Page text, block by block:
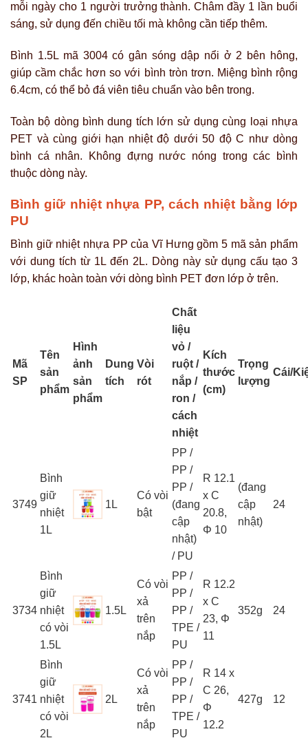
mỗi ngày cho 1 người trưởng thành. Châm đầy 1 lần buổi
sáng, sử dụng đến chiều tối mà không cần tiếp thêm.
Bình 1.5L mã 3004 có gân sóng dập nổi ở 2 bên hông,
giúp cầm chắc hơn so với bình tròn trơn. Miệng bình rộng
6.4cm, có thể bỏ đá viên tiêu chuẩn vào bên trong.
Toàn bộ dòng bình dung tích lớn sử dụng cùng loại nhựa
PET và cùng giới hạn nhiệt độ dưới 50 độ C như dòng
bình cá nhân. Không đựng nước nóng trong các bình
thuộc dòng này.
Bình giữ nhiệt nhựa PP, cách nhiệt bằng lớp
PU
Bình giữ nhiệt nhựa PP của Vĩ Hưng gồm 5 mã sản phẩm
với dung tích từ 1L đến 2L. Dòng này sử dụng cấu tạo 3
lớp, khác hoàn toàn với dòng bình PET đơn lớp ở trên.
Mã
SP
Tên
sản
phẩm
Hình
ảnh
sản
phẩm
Dung
tích
Vòi
rót
Chất
liệu
vỏ /
ruột /
nắp /
ron /
cách
nhiệt
Kích
thước
(cm)
Trọng
lượng
Cái/
3749
Bình
giữ
nhiệt
1L
1L
Có vòi
bật
PP /
PP /
PP /
(đang
cập
nhật)
/ PU
R 12.1
x C
20.8,
Φ 10
(đang
cập
nhật)
24
3734
Bình
giữ
nhiệt
có vòi
1.5L
1.5L
Có vòi
xả
trên
nắp
PP /
PP /
PP /
TPE /
PU
R 12.2
x C
23, Φ
11
352g 24
3741
Bình
giữ
nhiệt
có vòi
2L
2L
Có vòi
xả
trên
nắp
PP /
PP /
PP /
TPE /
PU
R 14 x
C 26,
Φ
12.2
427g 12